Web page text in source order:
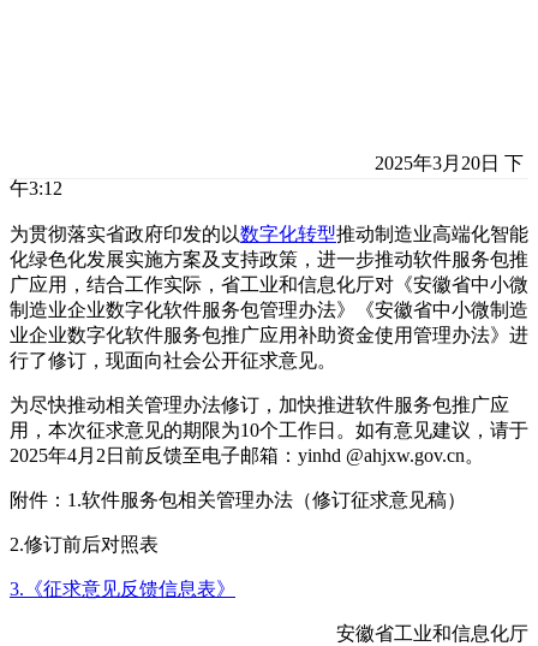
2025年3月20日 下
午3:12
为贯彻落实省政府印发的以数字化转型推动制造业高端化智能
化绿色化发展实施方案及支持政策，进一步推动软件服务包推
广应用，结合工作实际，省工业和信息化厅对《安徽省中小微
制造业企业数字化软件服务包管理办法》《安徽省中小微制造
业企业数字化软件服务包推广应用补助资金使用管理办法》进
行了修订，现面向社会公开征求意见。
为尽快推动相关管理办法修订，加快推进软件服务包推广应
用，本次征求意见的期限为10个工作日。如有意见建议，请于
2025年4月2日前反馈至电子邮箱：yinhd @ahjxw.gov.cn。
附件：1.软件服务包相关管理办法（修订征求意见稿）
2.修订前后对照表
3.《征求意见反馈信息表》
安徽省工业和信息化厅